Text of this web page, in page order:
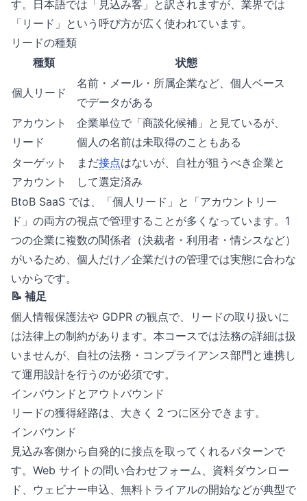
す。日本語では「見込み客」と訳されますが、業界では
「リード」という呼び方が広く使われています。
リードの種類
種類
状態
個人リード
名前・メール・所属企業など、個人ベース
でデータがある
アカウント
リード
企業単位で「商談化候補」と見ているが、
個人の名前は未取得のこともある
ターゲット
アカウント
まだ接点はないが、自社が狙うべき企業と
して選定済み
BtoB SaaS では、「個人リード」と「アカウントリー
ド」の両方の視点で管理することが多くなっています。1
つの企業に複数の関係者（決裁者・利用者・情シスなど）
がいるため、個人だけ／企業だけの管理では実態に合わな
いからです。
📝 補足
個人情報保護法や GDPR の観点で、リードの取り扱いに
は法律上の制約があります。本コースでは法務の詳細は扱
いませんが、自社の法務・コンプライアンス部門と連携し
て運用設計を行うのが必須です。
インバウンドとアウトバウンド
リードの獲得経路は、大きく 2 つに区分できます。
インバウンド
見込み客側から自発的に接点を取ってくれるパターンで
す。Web サイトの問い合わせフォーム、資料ダウンロー
ド、ウェビナー申込、無料トライアルの開始などが典型で